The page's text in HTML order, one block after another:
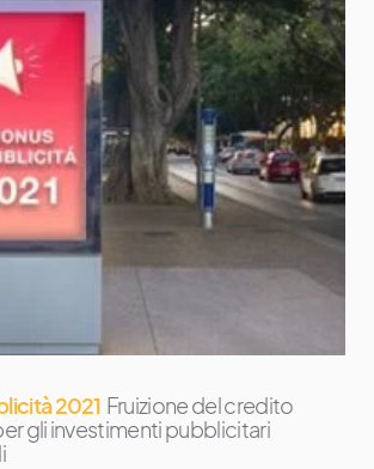
2021 Fruizione del credito
gli investimenti pubblicitari